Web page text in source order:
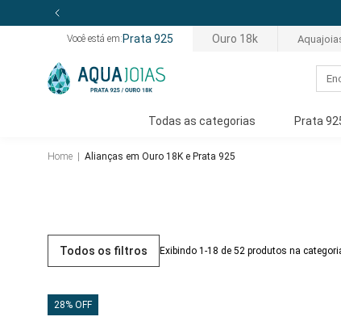
Você está em: Prata 925 Ouro 18k
Todas as categorias Prata
Home | Alianças em Ouro 18K e Prata 925
Todos os filtros Exibindo 1-18 de 52 produtos na
28% OFF